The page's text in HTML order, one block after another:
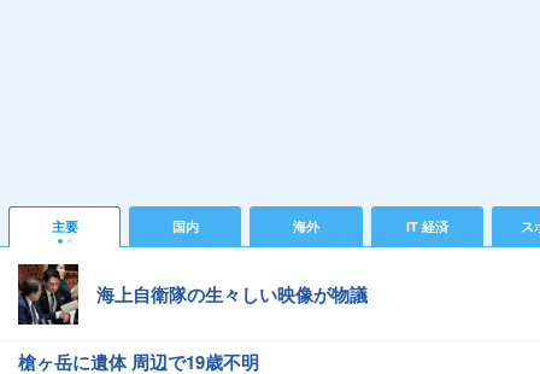
主要 国内 海外 IT 経済 ス
海上自衛隊の生々しい映像が物議
槍ヶ岳に遺体 周辺で19歳不明